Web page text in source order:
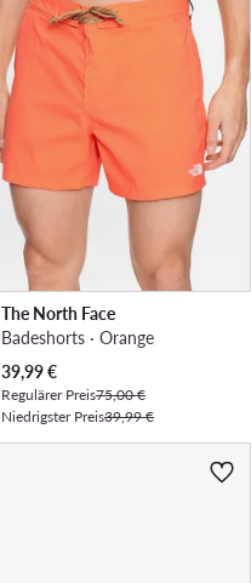
The North Face
Badeshorts · Orange
Aktueller Preis
39,99€
Regulärer Preis75,00 €
Niedrigster Preis39,99 €